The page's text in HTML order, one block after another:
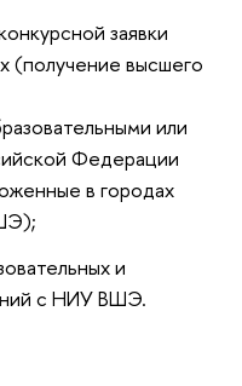
заявки
(получение высшего
или
Федерации
в городах
и
с НИУ ВШЭ.